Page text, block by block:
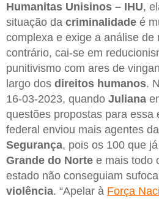
Humanitas Unisinos – IHU,
situação da criminalidade é
complexa e exige a análise de
contrário, cai-se em
punitivismo com ares de
largo dos direitos humanos.
16-03-2023, quando Juliana
questões propostas para essa
federal enviou mais agentes da
Segurança, pois os 100 que
Grande do Norte e mais todo
estado não conseguiam
violência. “Apelar à Força